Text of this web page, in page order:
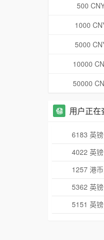
500
1000
5000
10000
50000
用户正在
6183 英
4022 英
1257 港
5362 英
5151 英